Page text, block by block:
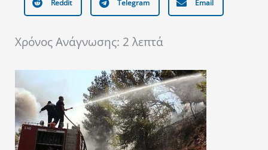
Reddit Telegram Email
Χρόνος Ανάγνωσης: 2 λεπτά